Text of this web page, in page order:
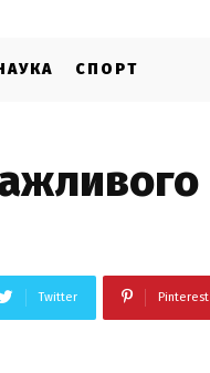
СПОРТ
Twitter Pinterest